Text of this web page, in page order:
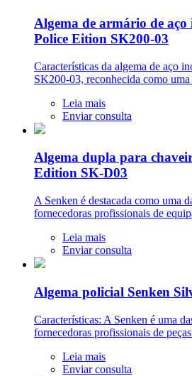
Algema de armário de
Police Eition SK200-03
Características da algema de aço
SK200-03, reconhecida como uma
Leia mais
Enviar consulta
Algema dupla para
Edition SK-D03
A Senken é destacada como uma
fornecedoras profissionais de
Leia mais
Enviar consulta
Algema policial Senken
Características: A Senken é uma
fornecedoras profissionais de
Leia mais
Enviar consulta